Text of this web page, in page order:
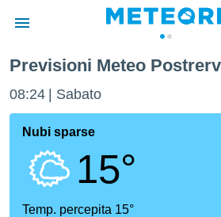
di
per
le
Previsioni Meteo
08:24 Sabato
Nubi sparse
15°
Temp. percepita 15°